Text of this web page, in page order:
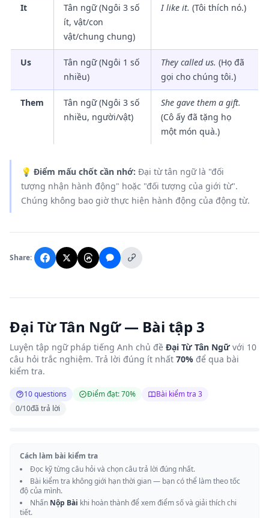
It
Tân ngữ (Ngôi 3 số
ít, vật/con
vật/chung chung)
I like it. (Tôi thích nó.)
Us
Tân ngữ (Ngôi 1 số
nhiều)
They called us. (Họ đã
gọi cho chúng tôi.)
Them
Tân ngữ (Ngôi 3 số
nhiều, người/vật)
She gave them a gift.
(Cô ấy đã tặng họ
một món quà.)
💡 Điểm mấu chốt cần nhớ: Đại từ tân ngữ là "đối
tượng nhận hành động" hoặc "đối tượng của giới từ".
Chúng không bao giờ thực hiện hành động của động từ.
Share:
Đại Từ Tân Ngữ — Bài tập 3
Luyện tập ngữ pháp tiếng Anh chủ đề Đại Từ Tân Ngữvới 10
câu hỏi trắc nghiệm. Trả lời đúng ít nhất 70% để qua bài
kiểm tra.
10 questions Điểm đạt: 70%
Bài kiểm tra 3
0/10đã trả lời
Cách làm bài kiểm tra
Đọc kỹ từng câu hỏi và chọn câu trả lời đúng nhất.
Bài kiểm tra không giới hạn thời gian — bạn có thể làm theo tốc
độ của mình.
Nhấn Nộp Bài khi hoàn thành để xem điểm số và giải thích chi
tiết.